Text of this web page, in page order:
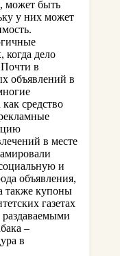
может быть
у них может
когда дело
Почти в
объявлений в
средство
в месте
и
объявления,
также купоны
газетах
–
в